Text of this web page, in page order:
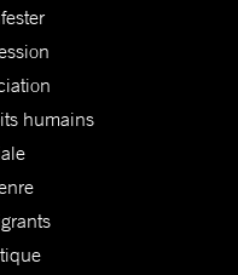
humains